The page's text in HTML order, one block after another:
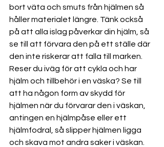
bort väta och smuts från hjälmen så
håller materialet längre. Tänk också
på att alla islag påverkar din hjälm, så
se till att förvara den på ett ställe där
den inte riskerar att falla till marken.
Reser du iväg för att cykla och har
hjälm och tillbehör i en väska? Se till
att ha någon form av skydd för
hjälmen när du förvarar den i väskan,
antingen en hjälmpåse eller ett
hjälmfodral, så slipper hjälmen ligga
och skava mot andra saker i väskan.